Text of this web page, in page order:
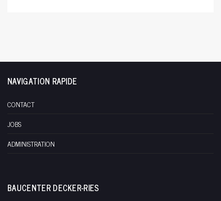
NAVIGATION RAPIDE
CONTACT
JOBS
ADMINISTRATION
BAUCENTER DECKER-RIES